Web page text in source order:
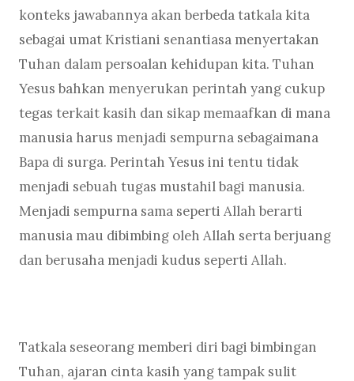
konteks jawabannya akan berbeda tatkala kita
sebagai umat Kristiani senantiasa menyertakan
Tuhan dalam persoalan kehidupan kita. Tuhan
Yesus bahkan menyerukan perintah yang cukup
tegas terkait kasih dan sikap memaafkan di mana
manusia harus menjadi sempurna sebagaimana
Bapa di surga. Perintah Yesus ini tentu tidak
menjadi sebuah tugas mustahil bagi manusia.
Menjadi sempurna sama seperti Allah berarti
manusia mau dibimbing oleh Allah serta berjuang
dan berusaha menjadi kudus seperti Allah.
Tatkala seseorang memberi diri bagi bimbingan
Tuhan, ajaran cinta kasih yang tampak sulit